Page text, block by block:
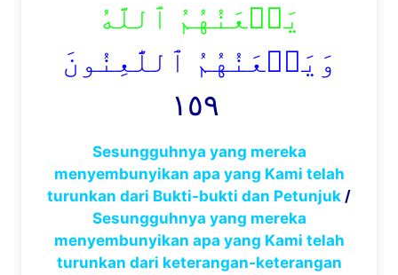
يَلۡعَنُهُمُ ٱللَّهُ
وَيَلۡعَنُهُمُ ٱللَّٰعِنُونَ
١٥٩
Sesungguhnya yang mereka
menyembunyikan apa yang Kami telah
turunkan dari Bukti-bukti dan Petunjuk /
Sesungguhnya yang mereka
menyembunyikan apa yang Kami telah
turunkan dari keterangan-keterangan